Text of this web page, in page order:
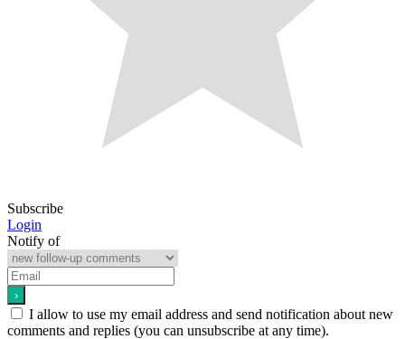
Subscribe
Login
Notify of
I allow to use my email address and send notification about new
comments and replies (you can unsubscribe at any time).